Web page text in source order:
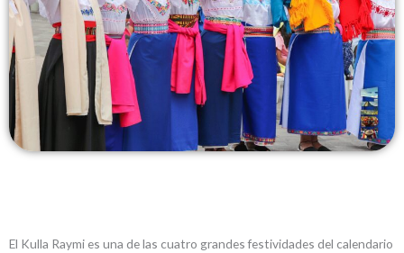
El Kulla Raymi es una de las cuatro grandes festividades del calendario